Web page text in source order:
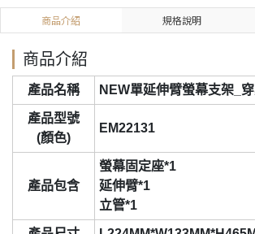
商品介紹 規格說明
商品介紹
產品名稱 NEW單延伸臂螢幕支架_
產品型號
(顏色)
EM22131
產品包含
螢幕固定座*1
延伸臂*1
立管*1